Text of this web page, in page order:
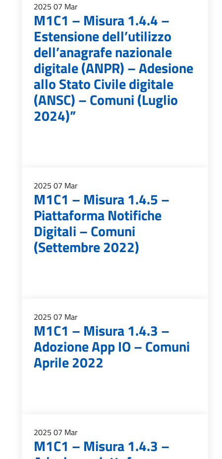
2025 07 Mar
M1C1 – Misura 1.4.4 –
Estensione dell’utilizzo
dell’anagrafe nazionale
digitale (ANPR) – Adesione
allo Stato Civile digitale
(ANSC) – Comuni (Luglio
2024)”
2025 07 Mar
M1C1 – Misura 1.4.5 –
Piattaforma Notifiche
Digitali – Comuni
(Settembre 2022)
2025 07 Mar
M1C1 – Misura 1.4.3 –
Adozione App IO – Comuni
Aprile 2022
2025 07 Mar
M1C1 – Misura 1.4.3 –